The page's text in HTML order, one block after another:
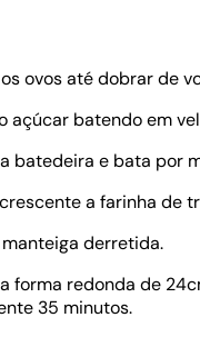
ovos até dobrar de
açúcar batendo em
batedeira e bata por
a farinha de
derretida.
forma redonda de
35 minutos.